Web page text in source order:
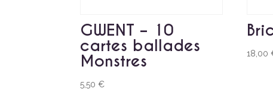
GWENT – 10
cartes ballades
Monstres
5,50€
18,00